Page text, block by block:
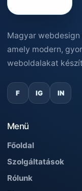
Magyar
amely modern,
weboldalakat
F IG IN
Menü
Főoldal
Szolgáltatások
Rólunk